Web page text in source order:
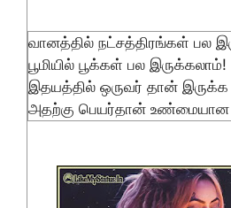
வானத்தில் நட்சத்திரங்கள் பல
பூமியில் பூக்கள் பல இருக்கலாம்!
இதயத்தில் ஒருவர் தான்
அதற்கு பெயர்தான் உண்மையான